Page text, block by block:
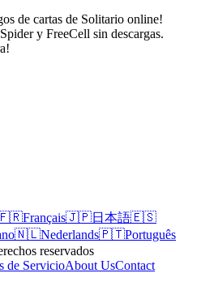
de cartas de Solitario online!
y FreeCell sin descargas.
Français🇯🇵日本語🇪🇸
🇳🇱Nederlands🇵🇹Português
reservados
de ServicioAbout UsContact